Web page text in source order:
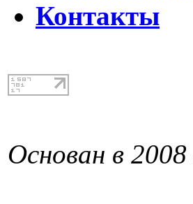
Контакты
Основан в 2008